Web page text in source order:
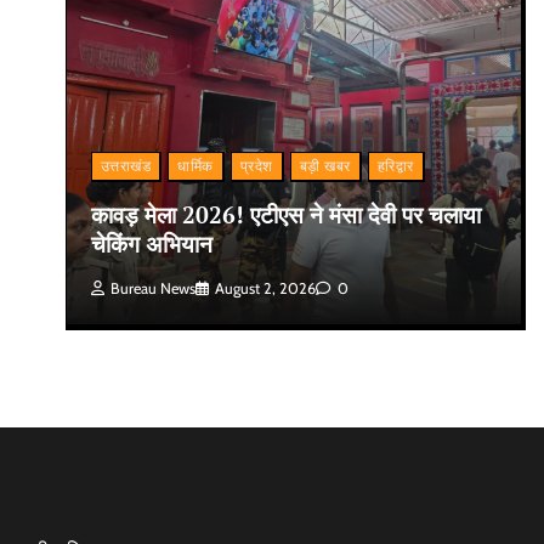
उत्तराखंड धार्मिक प्रदेश बड़ी खबर हरिद्वार
कावड़ मेला 2026! एटीएस ने मंसा देवी पर चलाया
चेकिंग अभियान
Bureau News August 2, 2026 0